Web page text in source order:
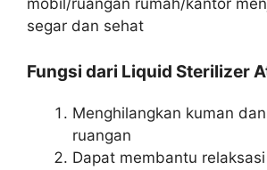
segar dan sehat
Fungsi dari Liquid Sterilizer
Menghilangkan kuman
ruangan
Dapat membantu